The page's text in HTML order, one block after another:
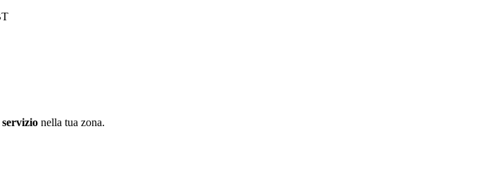
nella tua zona.